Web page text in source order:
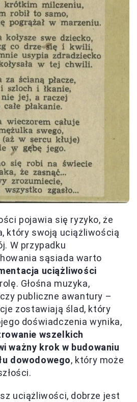
pojawia się ryzyko, że
który swoją uciążliwością
W przypadku
sąsiada warto
uciążliwości
Głośna muzyka,
publiczne awantury –
zostawiają ślad, który
doświadczenia wynika,
wszelkich
ważny krok w budowaniu
dowodowego, który może
uciążliwości, dobrze jest